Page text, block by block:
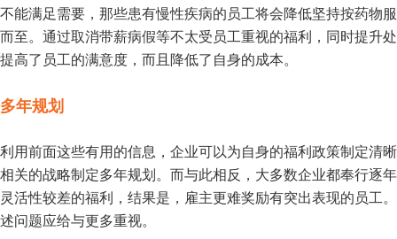
不能满足需要，那些患有慢性疾病的员工将会降低坚持按药物
而至。通过取消带薪病假等不太受员工重视的福利，同时提升
提高了员工的满意度，而且降低了自身的成本。
多年规划
利用前面这些有用的信息，企业可以为自身的福利政策制定清
相关的战略制定多年规划。而与此相反，大多数企业都奉行逐
灵活性较差的福利，结果是，雇主更难奖励有突出表现的员工
述问题应给与更多重视。